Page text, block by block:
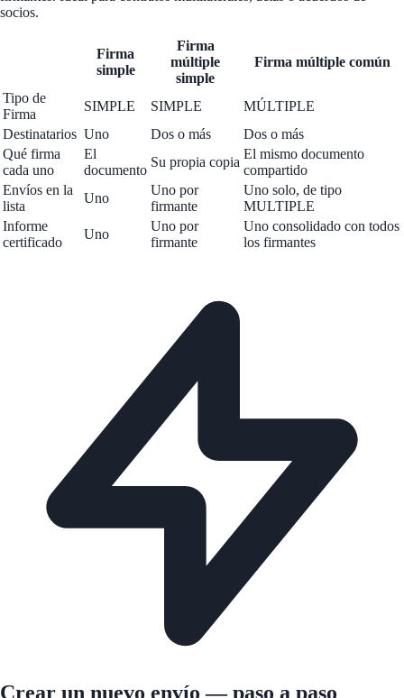
socios.
Firma
simple
Firma
múltiple
simple
Firma múltiple común
Tipo de
Firma
SIMPLE SIMPLE
MÚLTIPLE
Destinatarios Uno Dos o más
Dos o más
Qué firma
cada uno
El
documento
Su propia copia
El mismo documento
compartido
Envíos en la
lista
Uno
Uno por
firmante
Uno solo, de tipo
MULTIPLE
Informe
certificado
Uno
Uno por
firmante
Uno consolidado con todos
los firmantes
Crear un nuevo envío — paso a paso